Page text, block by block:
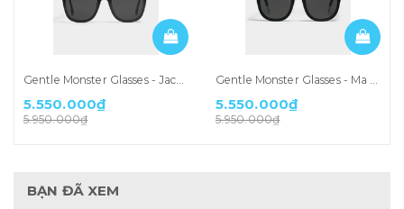
5.550.000₫
5.950.000₫
5.550.000₫
5.950.000₫
BẠN ĐÃ XEM